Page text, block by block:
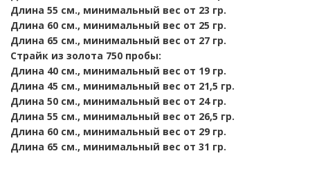
Длина 55 см., минимальный вес от 23 гр.
Длина 60 см., минимальный вес от 25 гр.
Длина 65 см., минимальный вес от 27 гр.
Страйк из золота 750 пробы:
Длина 40 см., минимальный вес от 19 гр.
Длина 45 см., минимальный вес от 21,5 гр.
Длина 50 см., минимальный вес от 24 гр.
Длина 55 см., минимальный вес от 26,5 гр.
Длина 60 см., минимальный вес от 29 гр.
Длина 65 см., минимальный вес от 31 гр.